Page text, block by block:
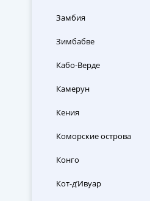
Замбия
Зимбабве
Кабо-Верде
Камерун
Кения
Коморские острова
Конго
Кот-д’Ивуар